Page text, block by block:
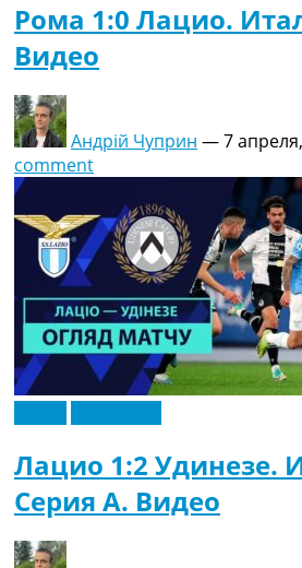
Рома 1:0 Лацио.
Видео
Андрій Чуприн —7
comment
Лацио 1:2 Удинезе.
Серия A. Видео